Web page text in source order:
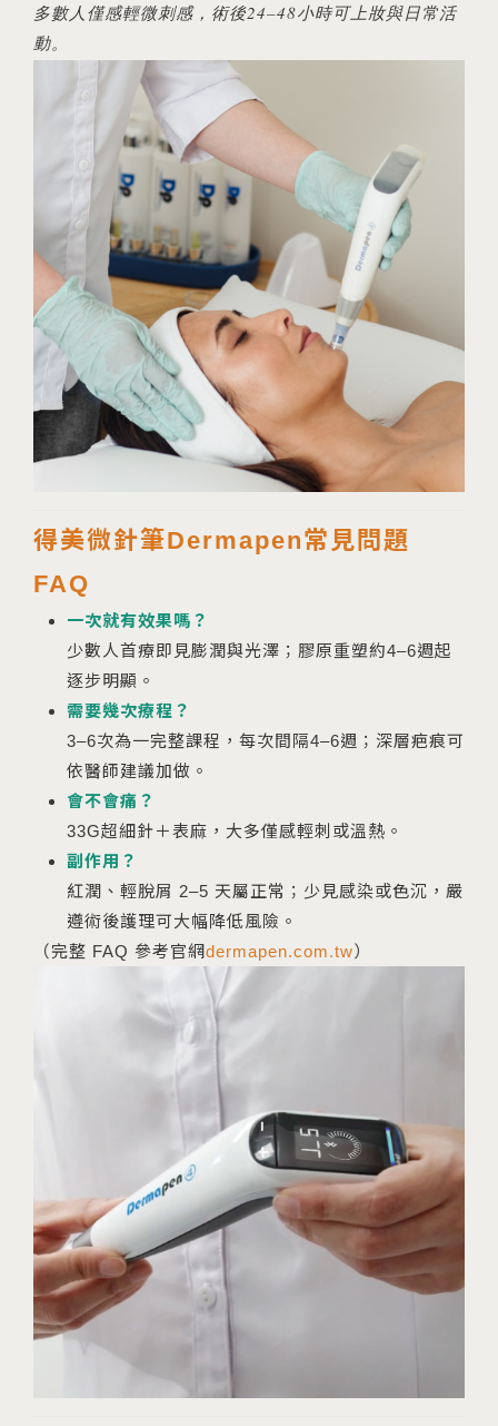
多數人僅感輕微刺感，術後24–48小時可上妝與日常活
動。
得美微針筆Dermapen常見問題
FAQ
一次就有效果嗎？
少數人首療即見膨潤與光澤；膠原重塑約4–6週起
逐步明顯。
需要幾次療程？
3–6次為一完整課程，每次間隔4–6週；深層疤痕可
依醫師建議加做。
會不會痛？
33G超細針＋表麻，大多僅感輕刺或溫熱。
副作用？
紅潤、輕脫屑 2–5 天屬正常；少見感染或色沉，嚴
遵術後護理可大幅降低風險。
（完整 FAQ 參考官網dermapen.com.tw）